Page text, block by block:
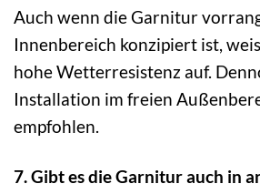
Auch wenn die Garnitur
Innenbereich konzipiert ist,
hohe Wetterresistenz auf.
Installation im freien
empfohlen.
7. Gibt es die Garnitur auch in